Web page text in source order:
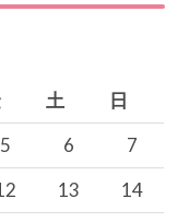
土
日
5 6
7
13
14